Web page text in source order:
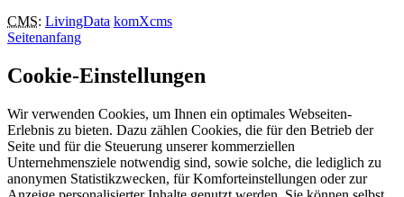
CMS: LivingData komXcms
Seitenanfang
Cookie-Einstellungen
Wir verwenden Cookies, um Ihnen ein optimales Webseiten-
Erlebnis zu bieten. Dazu zählen Cookies, die für den Betrieb der
Seite und für die Steuerung unserer kommerziellen
Unternehmensziele notwendig sind, sowie solche, die lediglich zu
anonymen Statistikzwecken, für Komforteinstellungen oder zur